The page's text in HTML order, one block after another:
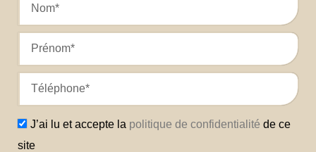
J’ai lu et accepte la politique de confidentialité de ce
site